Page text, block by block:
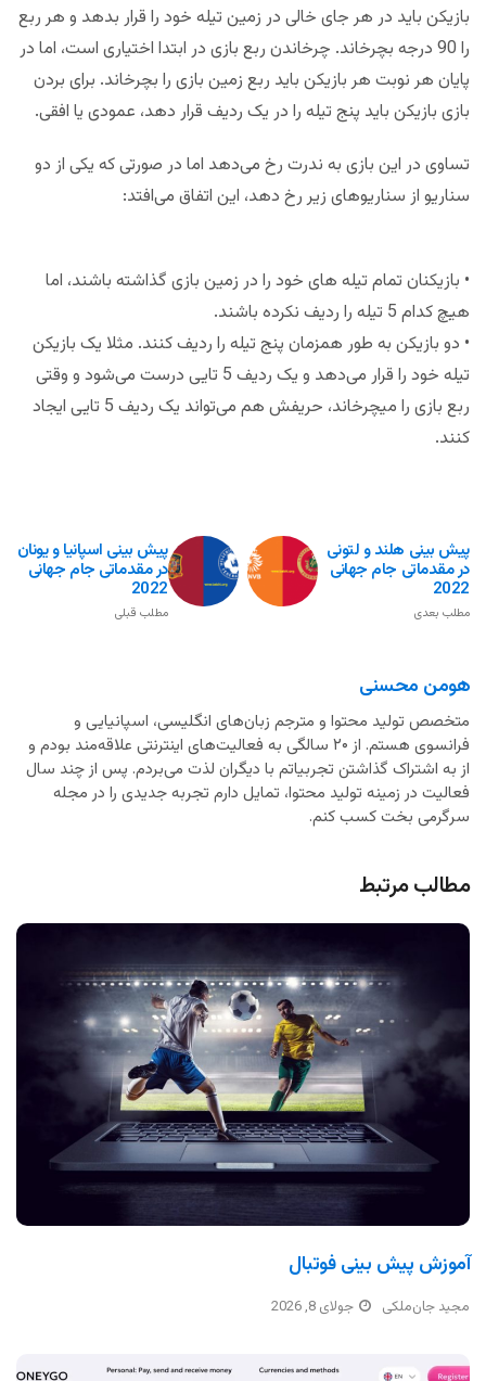
بازیکن باید در هر جای خالی در زمین تیله خود را قرار بدهد و هر ربع
را 90 درجه بچرخاند. چرخاندن ربع بازی در ابتدا اختیاری است، اما در
پایان هر نوبت هر بازیکن باید ربع زمین بازی را بچرخاند. برای بردن
بازی بازیکن باید پنج تیله را در یک ردیف قرار دهد، عمودی یا افقی.
تساوی در این بازی به ندرت رخ می‌دهد اما در صورتی که یکی از دو
سناریو از سناریوهای زیر رخ دهد، این اتفاق می‌افتد:
• بازیکنان تمام تیله های خود را در زمین بازی گذاشته باشند، اما
هیچ کدام 5 تیله را ردیف نکرده باشند.
• دو بازیکن به طور همزمان پنج تیله را ردیف کنند. مثلا یک بازیکن
تیله خود را قرار می‌دهد و یک ردیف 5 تایی درست می‌شود و وقتی
ربع بازی را میچرخاند، حریفش هم می‌تواند یک ردیف 5 تایی ایجاد
کنند.
پیش بینی اسپانیا و یونان
در مقدماتی جام جهانی
2022
مطلب قبلی
پیش بینی هلند و لتونی
در مقدماتی جام جهانی
2022
مطلب بعدی
هومن محسنی
متخصص تولید محتوا و مترجم زبان‌های انگلیسی، اسپانیایی و
فرانسوی هستم. از ۲۰ سالگی به فعالیت‌های اینترنتی علاقه‌مند بودم و
از به اشتراک گذاشتن تجربیاتم با دیگران لذت می‌بردم. پس از چند سال
فعالیت در زمینه تولید محتوا، تمایل دارم تجربه جدیدی را در مجله
سرگرمی بخت کسب کنم.
مطالب مرتبط
آموزش پیش بینی فوتبال
مجید جان‌ملکی جولای 8, 2026